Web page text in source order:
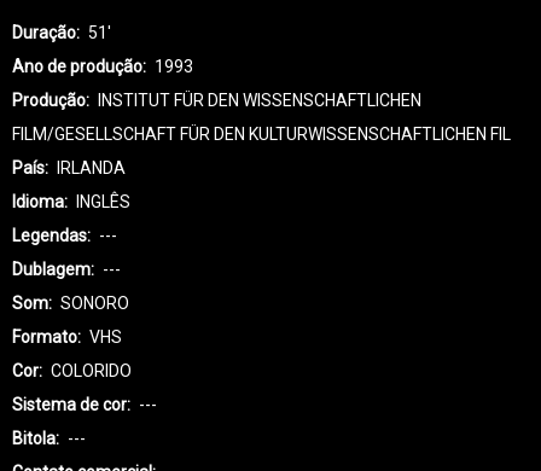
Duração
51'
Ano de produção
1993
Produção
INSTITUT FÜR DEN WISSENSCHAFTLICHEN
FILM/GESELLSCHAFT FÜR DEN KULTURWISSENSCHAFTLICHEN FIL
País
IRLANDA
Idioma
INGLÊS
Legendas
---
Dublagem
---
Som
SONORO
Formato
VHS
Cor
COLORIDO
Sistema de cor
---
Bitola
---